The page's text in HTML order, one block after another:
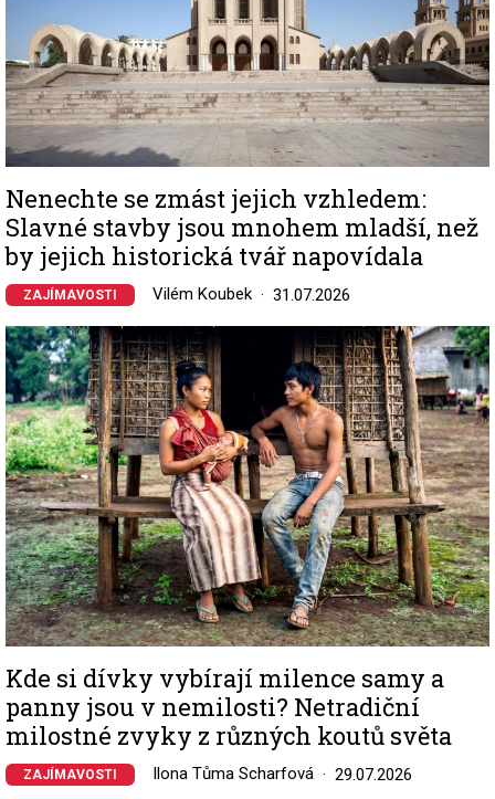
Nenechte se zmást jejich vzhledem:
Slavné stavby jsou mnohem mladší, než
by jejich historická tvář napovídala
ZAJÍMAVOSTI Vilém Koubek 31.07.2026
Image
Kde si dívky vybírají milence samy a
panny jsou v nemilosti? Netradiční
milostné zvyky z různých koutů světa
ZAJÍMAVOSTI Ilona Tůma Scharfová 29.07.2026